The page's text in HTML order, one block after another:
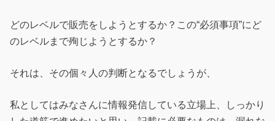
どのレベルで販売をしようとするか？この“必須事項”にど
のレベルまで殉じようとするか？
それは、その個々人の判断となるでしょうが、
私としてはみなさんに情報発信している立場上、しっかり